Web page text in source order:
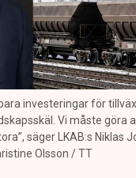
investeringar för
Vi måste göra
säger LKAB:s Niklas
Olsson / TT